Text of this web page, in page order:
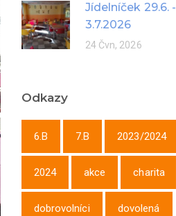
Jídelníček 29.6. -
3.7.2026
24 Čvn, 2026
Odkazy
6.B 7.B 2023/2024
2024 akce charita
dobrovolníci dovolená